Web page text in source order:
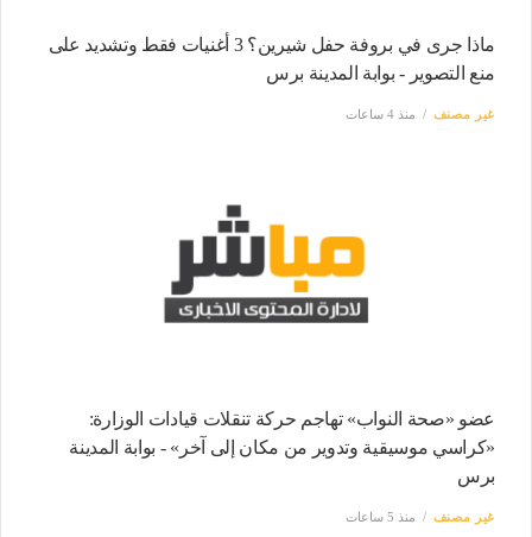
ماذا جرى في بروفة حفل شيرين؟ 3 أغنيات فقط وتشديد على
منع التصوير - بوابة المدينة برس
غير مصنف منذ 4 ساعات
عضو «صحة النواب» تهاجم حركة تنقلات قيادات الوزارة:
«كراسي موسيقية وتدوير من مكان إلى آخر» - بوابة المدينة
برس
غير مصنف منذ 5 ساعات